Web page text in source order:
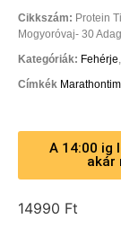
Cikkszám: Protein
Mogyoróvaj- 30
Kategóriák: Fehérje,
Címkék
A 14:00 ig
akár
14990 Ft